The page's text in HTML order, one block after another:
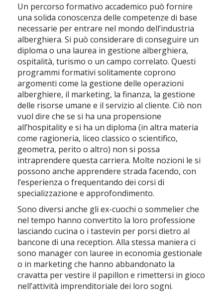
Un percorso formativo accademico può fornire
una solida conoscenza delle competenze di base
necessarie per entrare nel mondo dell’industria
alberghiera. Si può considerare di conseguire un
diploma o una laurea in gestione alberghiera,
ospitalità, turismo o un campo correlato. Questi
programmi formativi solitamente coprono
argomenti come la gestione delle operazioni
alberghiere, il marketing, la finanza, la gestione
delle risorse umane e il servizio al cliente. Ciò non
vuol dire che se si ha una propensione
all’hospitality e si ha un diploma (in altra materia
come ragioneria, liceo classico o scientifico,
geometra, perito o altro) non si possa
intraprendere questa carriera. Molte nozioni le si
possono anche apprendere strada facendo, con
l’esperienza o frequentando dei corsi di
specializzazione e approfondimento.
Sono diversi anche gli ex-cuochi o sommelier che
nel tempo hanno convertito la loro professione
lasciando cucina o i tastevin per porsi dietro al
bancone di una reception. Alla stessa maniera ci
sono manager con lauree in economia gestionale
o in marketing che hanno abbandonato la
cravatta per vestire il papillon e rimettersi in gioco
nell’attività imprenditoriale dei loro sogni.